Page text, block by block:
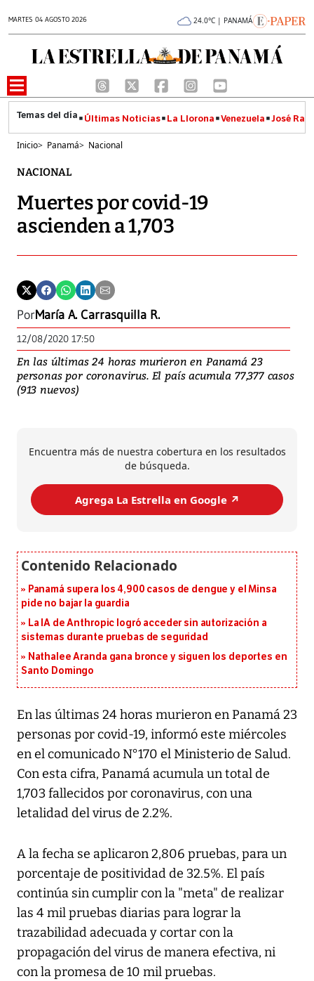
MARTES 04 AGOSTO 2026 24.0°C | PANAMÁ
Últimas Noticias La Llorona Venezuela José
Inicio> Panamá> Nacional
NACIONAL
Muertes por covid-19
ascienden a 1,703
PorMaría A. Carrasquilla R.
12/08/2020 17:50
En las últimas 24 horas murieron en Panamá 23
personas por coronavirus. El país acumula 77,377 casos
(913 nuevos)
Encuentra más de nuestra cobertura en los resultados
de búsqueda.
Agrega La Estrella en Google ↗️
Panamá supera los 4,900 casos de dengue y el Minsa
pide no bajar la guardia
La IA de Anthropic logró acceder sin autorización a
sistemas durante pruebas de seguridad
Nathalee Aranda gana bronce y siguen los deportes en
Santo Domingo
En las últimas 24 horas murieron en Panamá 23
personas por covid-19, informó este miércoles
en el comunicado N°170 el Ministerio de Salud.
Con esta cifra, Panamá acumula un total de
1,703 fallecidos por coronavirus, con una
letalidad del virus de 2.2%.
A la fecha se aplicaron 2,806 pruebas, para un
porcentaje de positividad de 32.5%. El país
continúa sin cumplir con la "meta" de realizar
las 4 mil pruebas diarias para lograr la
trazabilidad adecuada y cortar con la
propagación del virus de manera efectiva, ni
con la promesa de 10 mil pruebas.